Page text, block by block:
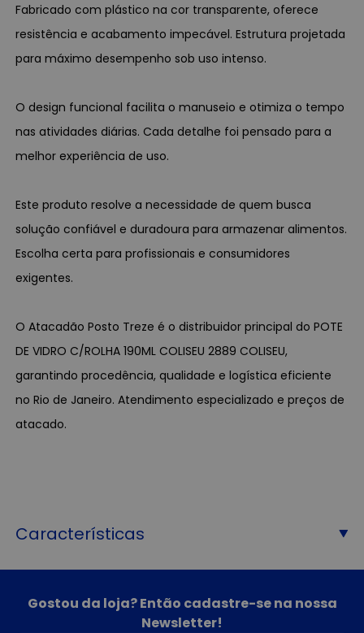
Fabricado com plástico na cor transparente, oferece
resistência e acabamento impecável. Estrutura projetada
para máximo desempenho sob uso intenso.
O design funcional facilita o manuseio e otimiza o tempo
nas atividades diárias. Cada detalhe foi pensado para a
melhor experiência de uso.
Este produto resolve a necessidade de quem busca
solução confiável e duradoura para armazenar alimentos.
Escolha certa para profissionais e consumidores
exigentes.
O Atacadão Posto Treze é o distribuidor principal do POTE
DE VIDRO C/ROLHA 190ML COLISEU 2889 COLISEU,
garantindo procedência, qualidade e logística eficiente
no Rio de Janeiro. Atendimento especializado e preços de
atacado.
Características
Gostou da loja? Então cadastre-se na nossa
Newsletter!